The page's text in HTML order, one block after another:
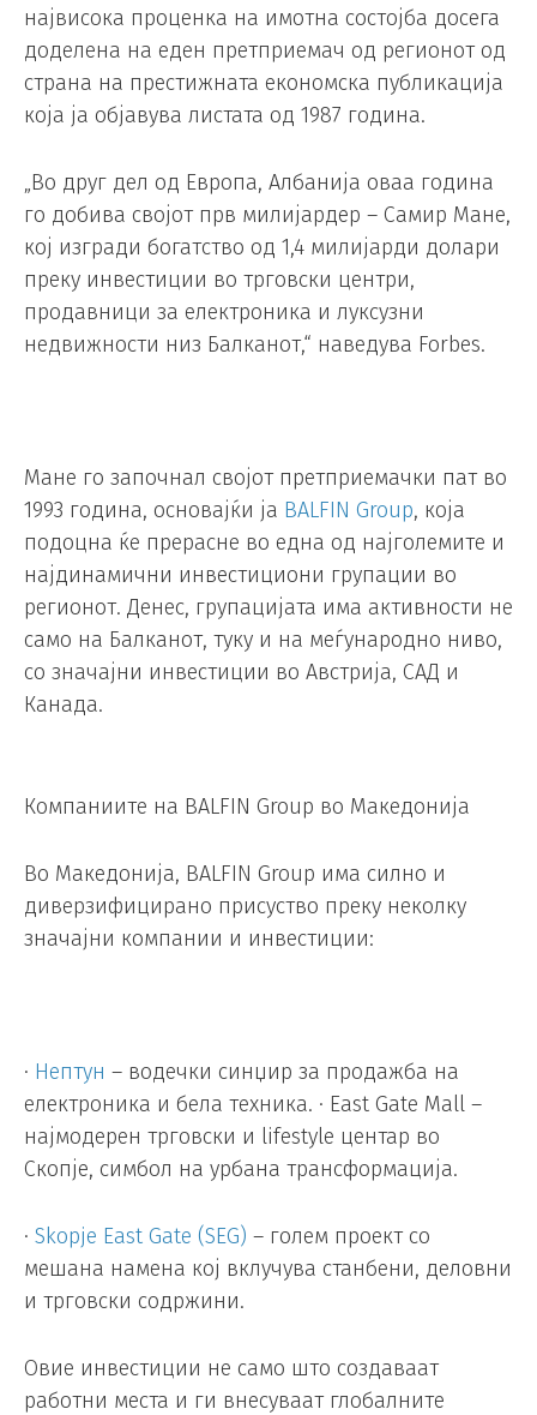
највисока проценка на имотна состојба досега
доделена на еден претприемач од регионот од
страна на престижната економска публикација
која ја објавува листата од 1987 година.
„Во друг дел од Европа, Албанија оваа година
го добива својот прв милијардер – Самир Мане,
кој изгради богатство од 1,4 милијарди долари
преку инвестиции во трговски центри,
продавници за електроника и луксузни
недвижности низ Балканот,“ наведува Forbes.
Мане го започнал својот претприемачки пат во
1993 година, основајќи ја BALFIN Group, која
подоцна ќе прерасне во една од најголемите и
најдинамични инвестициони групации во
регионот. Денес, групацијата има активности не
само на Балканот, туку и на меѓународно ниво,
со значајни инвестиции во Австрија, САД и
Канада.
Компаниите на BALFIN Group во Македонија
Во Македонија, BALFIN Group има силно и
диверзифицирано присуство преку неколку
значајни компании и инвестиции:
· Нептун – водечки синџир за продажба на
електроника и бела техника. · East Gate Mall –
најмодерен трговски и lifestyle центар во
Скопје, симбол на урбана трансформација.
· Skopje East Gate (SEG) – голем проект со
мешана намена кој вклучува станбени, деловни
и трговски содржини.
Овие инвестиции не само што создаваат
работни места и ги внесуваат глобалните